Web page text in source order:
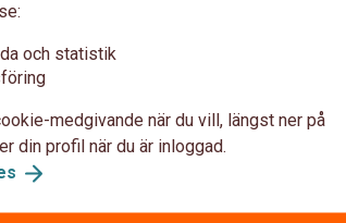
genom att pengarna dras
du eller din kund behöver bevaka
om ditt företags Autogiro.
och statistik
medgivande när du vill, längst ner på
din profil när du är inloggad.